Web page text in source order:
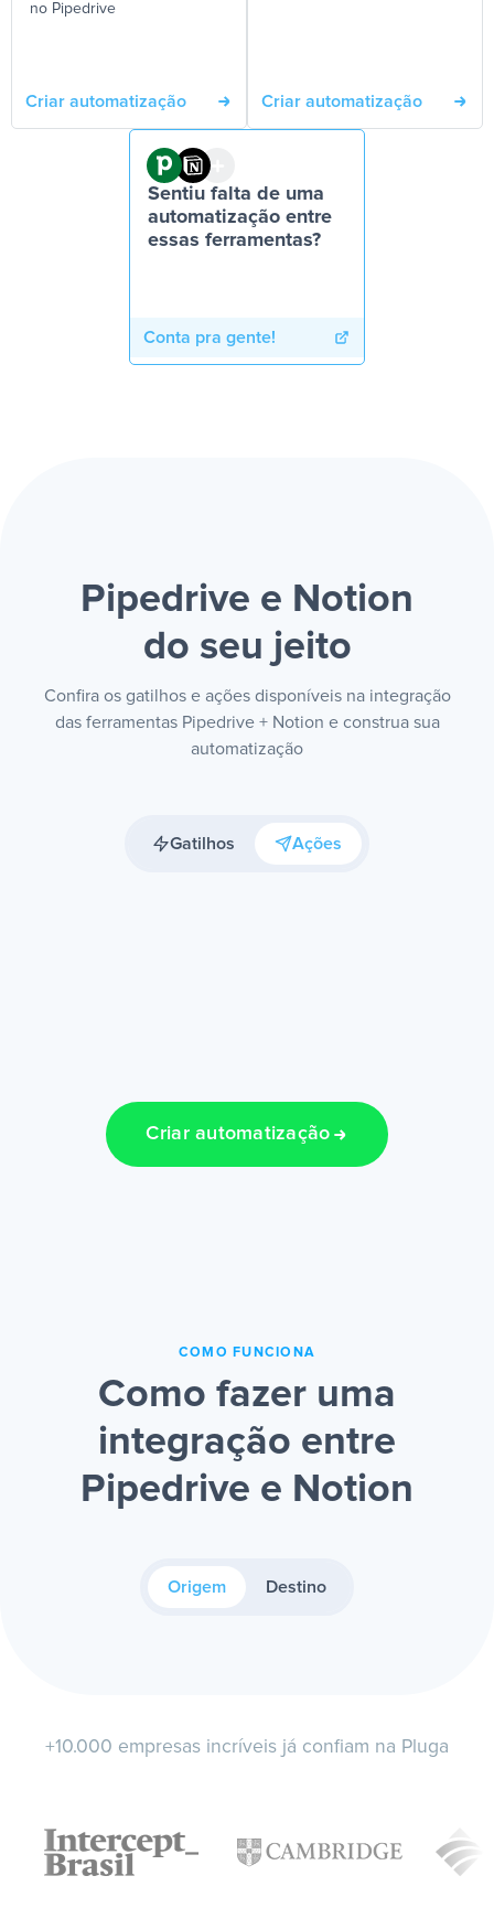
no Pipedrive
Criar automatização Criar automatização
Sentiu falta de uma
automatização entre
essas ferramentas?
Conta pra gente!
Pipedrive e Notion
do seu jeito
Confira os gatilhos e ações disponíveis na integração
das ferramentas Pipedrive + Notion e construa sua
automatização
Gatilhos Ações
Criar automatização
COMO FUNCIONA
Como fazer uma
integração entre
Pipedrive e Notion
Origem Destino
+10.000 empresas incríveis já confiam na Pluga